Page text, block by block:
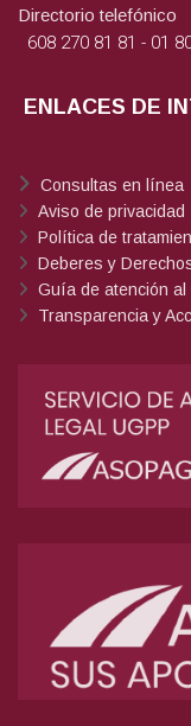
Directorio telefónico
608 270 81 81 - 01
ENLACES DE
Consultas en línea
Aviso de privacidad
Política de
Deberes y
Guía de atención al
Transparencia y